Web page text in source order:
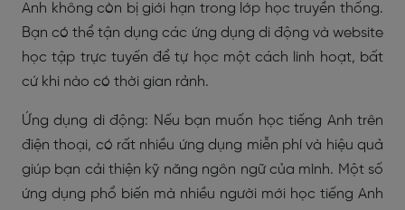
Anh không còn bị giới hạn trong lớp học truyền thống.
Bạn có thể tận dụng các ứng dụng di động và website
học tập trực tuyến để tự học một cách linh hoạt, bất
cứ khi nào có thời gian rảnh.
Ứng dụng di động: Nếu bạn muốn học tiếng Anh trên
điện thoại, có rất nhiều ứng dụng miễn phí và hiệu quả
giúp bạn cải thiện kỹ năng ngôn ngữ của mình. Một số
ứng dụng phổ biến mà nhiều người mới học tiếng Anh